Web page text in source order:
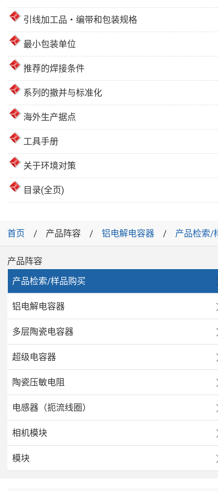
引线加工品・编带和包装规格
最小包装单位
推荐的焊接条件
系列的撤并与标准化
海外生产据点
工具手册
关于环境对策
目录(全页)
首页 产品阵容 铝电解电容器 产品检索/
产品阵容
产品检索/样品购买
铝电解电容器
多层陶瓷电容器
超级电容器
陶瓷压敏电阻
电感器（扼流线圈）
相机模块
模块